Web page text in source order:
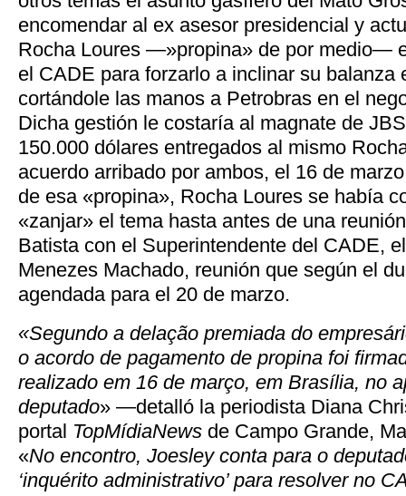
encomendar al ex asesor presidencial y
Rocha Loures —»propina» de por medio—
el CADE para forzarlo a inclinar su balanza
cortándole las manos a Petrobras en el
Dicha gestión le costaría al magnate de
150.000 dólares entregados al mismo
acuerdo arribado por ambos, el 16 de
de esa «propina», Rocha Loures se había
«zanjar» el tema hasta antes de una
Batista con el Superintendente del CADE,
Menezes Machado, reunión que según el
agendada para el 20 de marzo.
«Segundo a delação premiada do
o acordo de pagamento de propina foi
realizado em 16 de março, em Brasília, no
deputado» —detalló la periodista Diana
portal TopMídiaNews de Campo Grande,
«No encontro, Joesley conta para o
‘inquérito administrativo’ para resolver no